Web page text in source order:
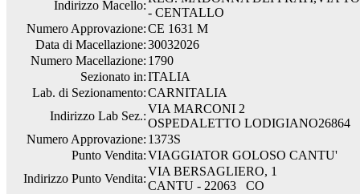
Indirizzo Macello:
- CENTALLO
Numero Approvazione:CE 1631 M
Data di Macellazione:30032026
Numero Macellazione: 1790
Sezionato in:ITALIA
Lab. di Sezionamento:CARNITALIA
Indirizzo Lab Sez.:
VIA MARCONI 2
OSPEDALETTO LODIGIANO26864
Numero Approvazione: 1373S
Punto Vendita:VIAGGIATOR GOLOSO CANTU'
Indirizzo Punto Vendita:
VIA BERSAGLIERO, 1
CANTU - 22063 CO